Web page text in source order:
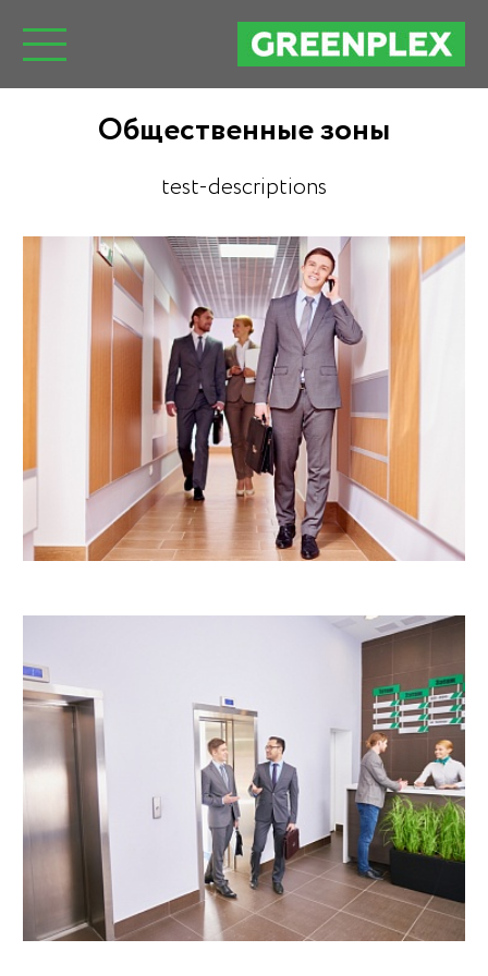
Общественные зоны
test-descriptions